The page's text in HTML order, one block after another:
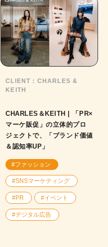
CLIENT： CHARLES &
KEITH
CHARLES＆KEITH | 「PR×
マーケ販促」の立体的プロ
ジェクトで、「ブランド価値
＆認知率UP」
#ファッション
#SNSマーケティング
#PR #イベント
#デジタル広告